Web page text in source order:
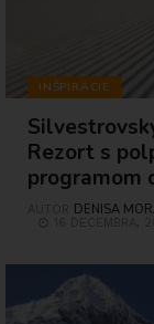
INŠPIRÁCIE
Rezort s
programom
DENISA